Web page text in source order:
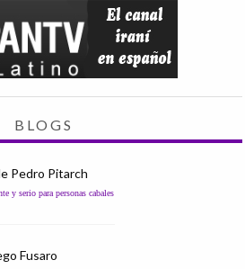
BLOGS
Pedro Pitarch
y serio para personas cabales
Fusaro